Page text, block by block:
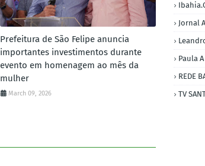
Prefeitura de São Felipe anuncia
importantes investimentos durante
evento em homenagem ao mês da
mulher
March 09, 2026
Jornal
Paula
REDE
TV